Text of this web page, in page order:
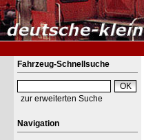
Fahrzeug-Schnellsuche
zur erweiterten Suche
Navigation